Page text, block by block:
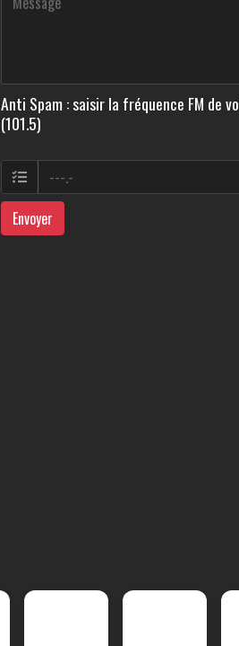
Anti Spam : saisir la fréquence FM de
(101.5)
Envoyer